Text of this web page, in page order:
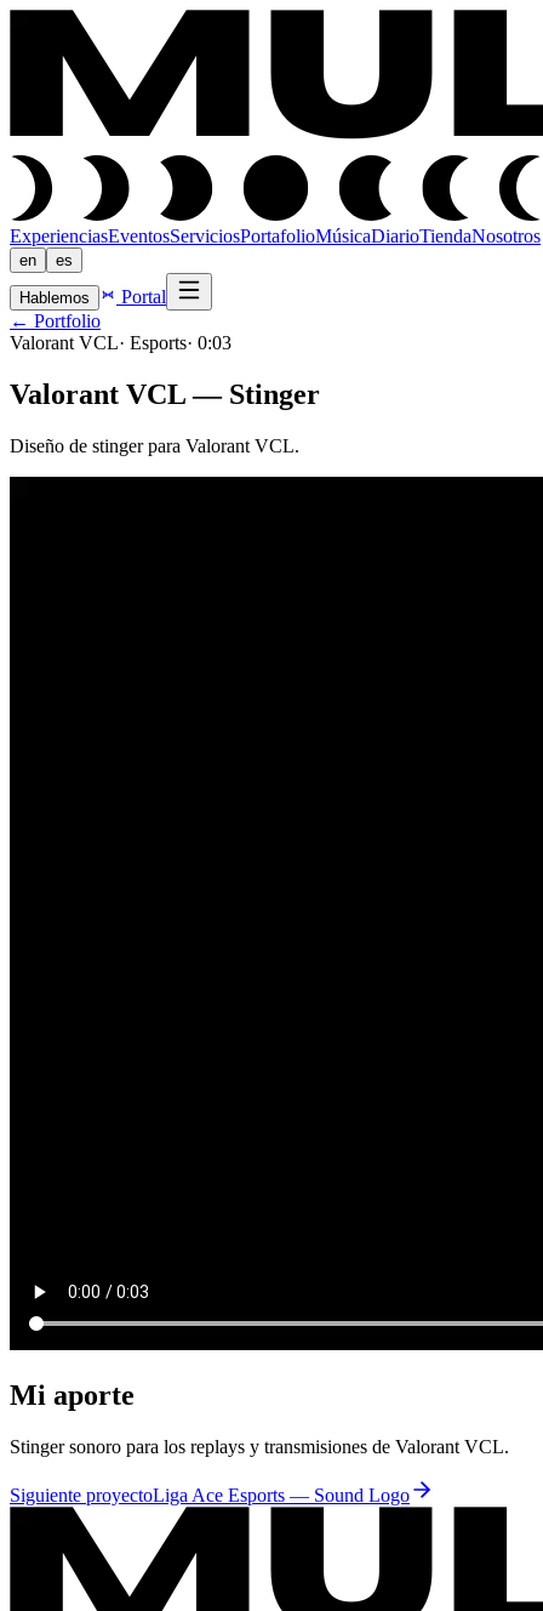
ExperienciasEventosServiciosPortafolioMúsicaDiarioTiendaNosotros
en es
Hablemos
Portal
← Portfolio
Valorant VCL· Esports· 0:03
Valorant VCL — Stinger
Diseño de stinger para Valorant VCL.
Mi aporte
Stinger sonoro para los replays y transmisiones de Valorant VCL.
Siguiente proyectoLiga Ace Esports — Sound Logo